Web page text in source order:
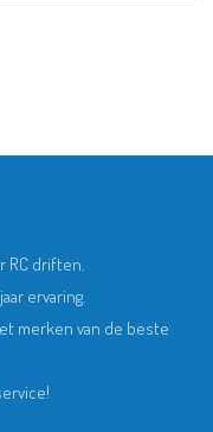
RC driften.
ervaring.
merken van de beste